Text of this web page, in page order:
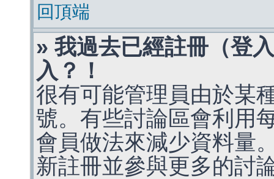
回頂端
» 我過去已經註冊（登
入？！
很有可能管理員由於某
號。有些討論區會利用
會員做法來減少資料量
新註冊並參與更多的討